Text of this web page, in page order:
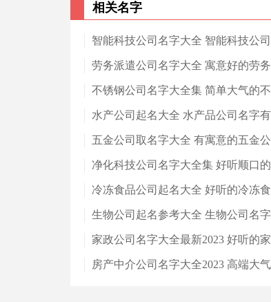
相关名字
智能科技公司名字大全 智能科技公
劳务派遣公司名字大全 寓意好的劳
不锈钢公司名字大全集 简单大气的
水产公司起名大全 水产品公司名字
五金公司取名字大全 有寓意的五金
净化科技公司名字大全集 好听顺口
冷冻食品公司起名大全 好听的冷冻
生物公司起名参考大全 生物公司名
家政公司名字大全最新2023 好听的
房产中介公司名字大全2023 高端大